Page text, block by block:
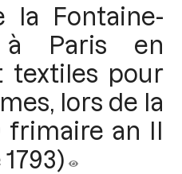
la Fontaine-
à Paris en
textiles pour
lors de la
frimaire an II